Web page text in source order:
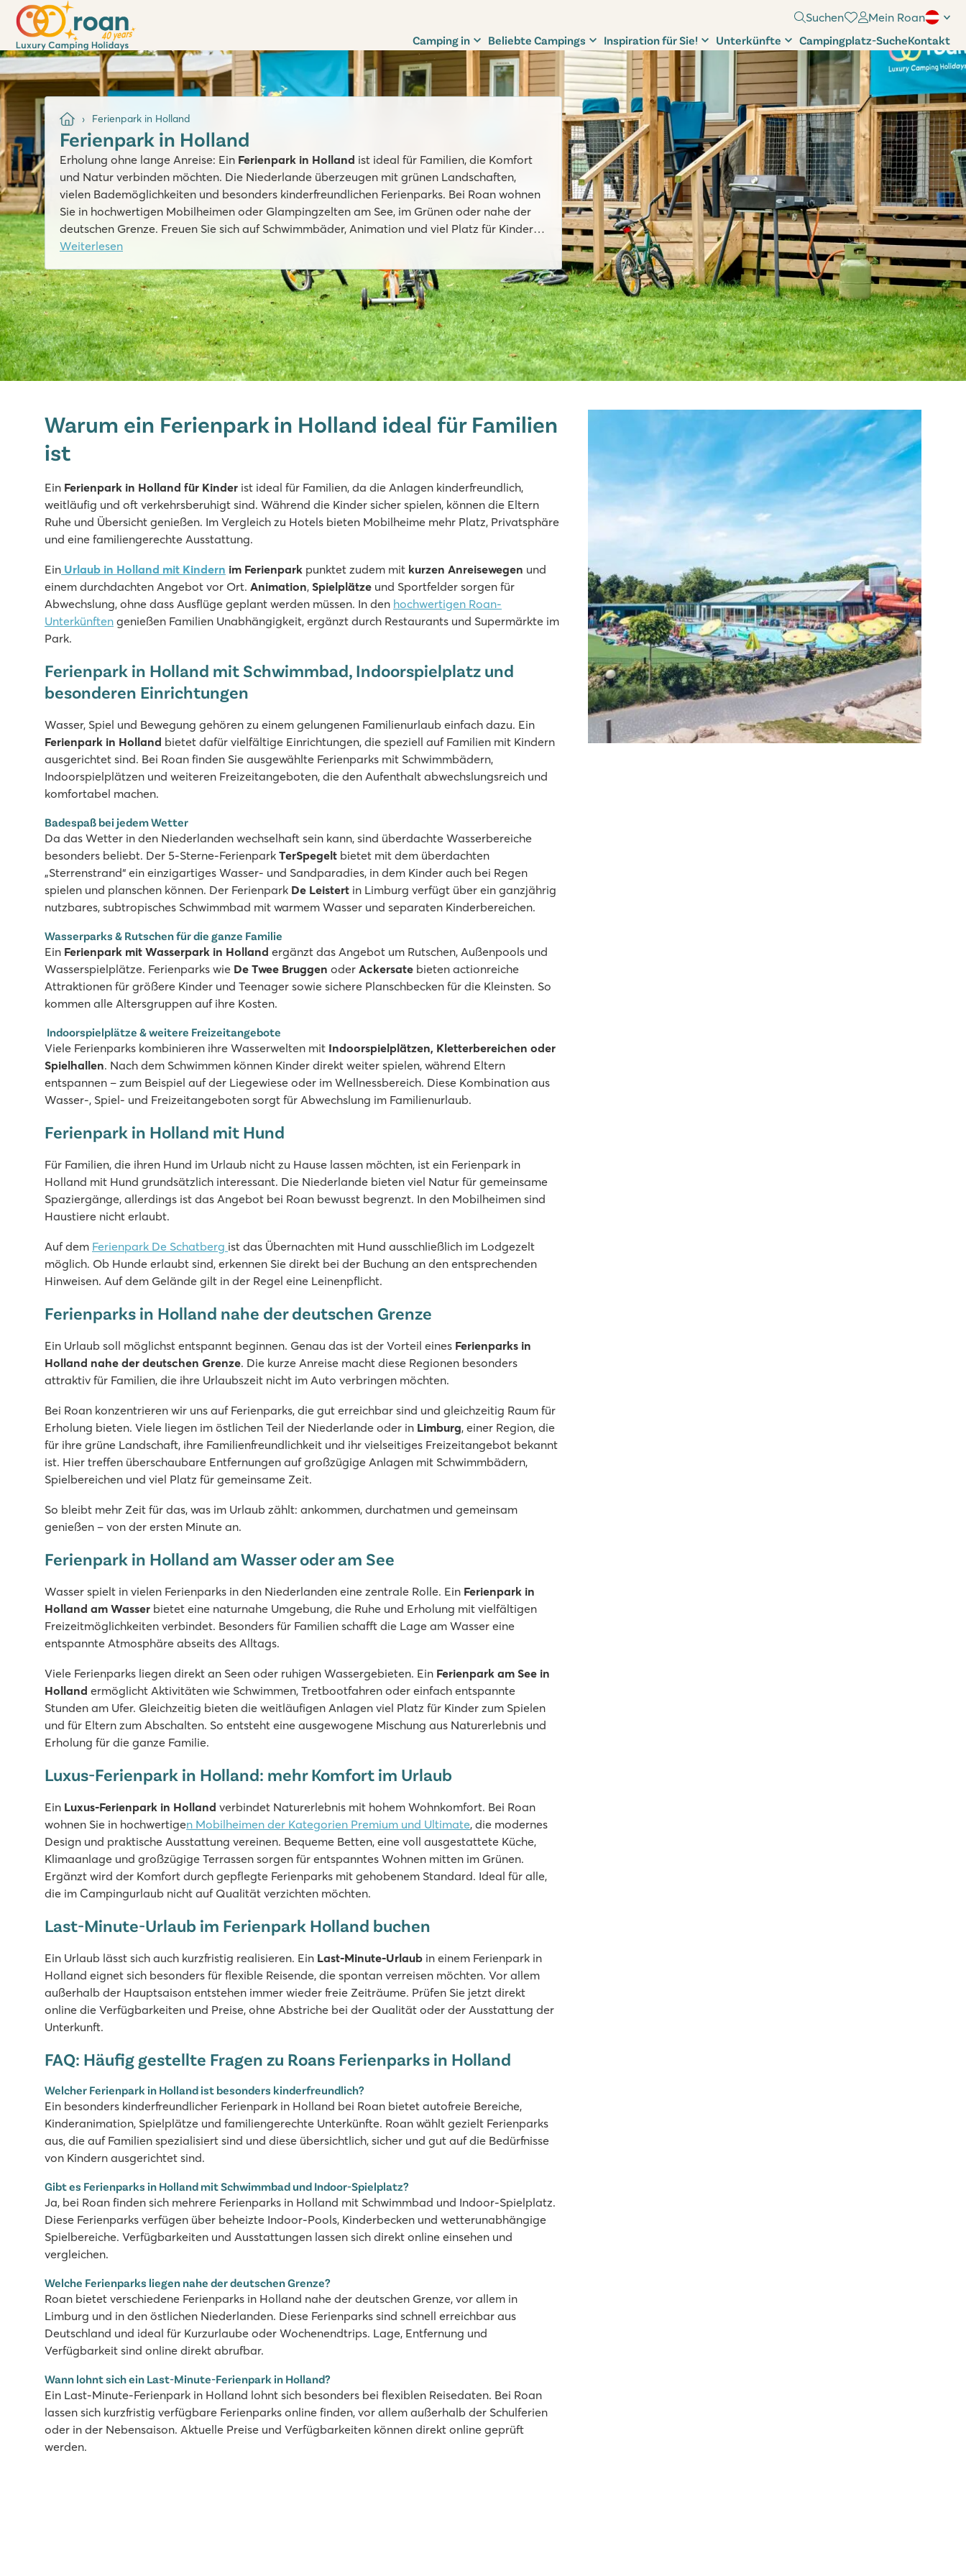
Suchen Mein Roan
Camping in Beliebte Campings Inspiration für Sie! Unterkünfte Campingplatz-SucheKontakt
Ferienpark in Holland
Ferienpark in Holland
Erholung ohne lange Anreise: Ein Ferienpark in Holland ist ideal für Familien, die Komfort
und Natur verbinden möchten. Die Niederlande überzeugen mit grünen Landschaften,
vielen Bademöglichkeiten und besonders kinderfreundlichen Ferienparks. Bei Roan wohnen
Sie in hochwertigen Mobilheimen oder Glampingzelten am See, im Grünen oder nahe der
deutschen Grenze. Freuen Sie sich auf Schwimmbäder, Animation und viel Platz für Kinder
und Hund. Prüfen Sie jetzt direkt online die Verfügbarkeit Ihres Ferienparks in Holland.
Weiterlesen
Holland - - Nordbrabant - Kaatsheuvel
Beheiztes Hallenbad, coole Außenrutschen und Wasserspielplatz
Schöne Lage in der Nähe der Loonse und Drunense Dünen
Nur 8 Minuten mit dem Auto vom Efteling-Vergnügungspark entfernt
Marvilla Parks Friese Meren
Holland - - Friesland - Lemmer
Gemütliches Restaurant mit schöner Terrasse
Das Slotermeer (See) ist zu Fuß erreichbar
Holland - - Limburg - Sevenum
★
Hallenbad und Freibad mit Rutschen und Badesee mit Strand
Umfangreiches Unterhaltungsprogramm und Indoor-Spielplatz
An der wunderschönen Hochmoorlandschaft De Peel gelegen
De Twee Bruggen
De Twee Bruggen
Holland - - Gelderland - Winterswijk
★
Innen- und Außenpool mit Rutschen
Themenpark Bumblebee World nur 20 Autominuten entfernt!
Mitten in der Nationalen Landschaft Winterswijk
Vakantiepark Ackersate
Vakantiepark Ackersate
Holland - - Gelderland - Voorthuizen
Hallen- und Freibad und neuer Wasserspielplatz im Jahr 2026
Vielfältiges Animationsprogramm für Jung & Alt
Großartiger Sternecamping auf der Veluwe
TerSpegelt
Holland - - Nordbrabant - Eersel
Hallenbad und überdachter SterrenStrand
Einrichtungen und Animation für Groß & Klein
In den wunderschönen Kempen in Brabant gelegen
Warum ein Ferienpark in Holland ideal für Familien
ist
Ein Ferienpark in Holland für Kinder ist ideal für Familien, da die Anlagen kinderfreundlich,
weitläufig und oft verkehrsberuhigt sind. Während die Kinder sicher spielen, können die Eltern
Ruhe und Übersicht genießen. Im Vergleich zu Hotels bieten Mobilheime mehr Platz, Privatsphäre
und eine familiengerechte Ausstattung.
Ein Urlaub in Holland mit Kindern im Ferienpark punktet zudem mit kurzen Anreisewegen und
einem durchdachten Angebot vor Ort. Animation, Spielplätze und Sportfelder sorgen für
Abwechslung, ohne dass Ausflüge geplant werden müssen. In den hochwertigen Roan-
Unterkünften genießen Familien Unabhängigkeit, ergänzt durch Restaurants und Supermärkte im
Park.
Ferienpark in Holland mit Schwimmbad, Indoorspielplatz und
besonderen Einrichtungen
Wasser, Spiel und Bewegung gehören zu einem gelungenen Familienurlaub einfach dazu. Ein
Ferienpark in Holland bietet dafür vielfältige Einrichtungen, die speziell auf Familien mit Kindern
ausgerichtet sind. Bei Roan finden Sie ausgewählte Ferienparks mit Schwimmbädern,
Indoorspielplätzen und weiteren Freizeitangeboten, die den Aufenthalt abwechslungsreich und
komfortabel machen.
Badespaß bei jedem Wetter
Da das Wetter in den Niederlanden wechselhaft sein kann, sind überdachte Wasserbereiche
besonders beliebt. Der 5-Sterne-Ferienpark TerSpegelt bietet mit dem überdachten
„Sterrenstrand“ ein einzigartiges Wasser- und Sandparadies, in dem Kinder auch bei Regen
spielen und planschen können. Der Ferienpark De Leistert in Limburg verfügt über ein ganzjährig
nutzbares, subtropisches Schwimmbad mit warmem Wasser und separaten Kinderbereichen.
Wasserparks & Rutschen für die ganze Familie
Ein Ferienpark mit Wasserpark in Holland ergänzt das Angebot um Rutschen, Außenpools und
Wasserspielplätze. Ferienparks wie De Twee Bruggen oder Ackersate bieten actionreiche
Attraktionen für größere Kinder und Teenager sowie sichere Planschbecken für die Kleinsten. So
kommen alle Altersgruppen auf ihre Kosten.
Indoorspielplätze & weitere Freizeitangebote
Viele Ferienparks kombinieren ihre Wasserwelten mit Indoorspielplätzen, Kletterbereichen oder
Spielhallen. Nach dem Schwimmen können Kinder direkt weiter spielen, während Eltern
entspannen – zum Beispiel auf der Liegewiese oder im Wellnessbereich. Diese Kombination aus
Wasser-, Spiel- und Freizeitangeboten sorgt für Abwechslung im Familienurlaub.
Ferienpark in Holland mit Hund
Für Familien, die ihren Hund im Urlaub nicht zu Hause lassen möchten, ist ein Ferienpark in
Holland mit Hund grundsätzlich interessant. Die Niederlande bieten viel Natur für gemeinsame
Spaziergänge, allerdings ist das Angebot bei Roan bewusst begrenzt. In den Mobilheimen sind
Haustiere nicht erlaubt.
Auf dem Ferienpark De Schatberg ist das Übernachten mit Hund ausschließlich im Lodgezelt
möglich. Ob Hunde erlaubt sind, erkennen Sie direkt bei der Buchung an den entsprechenden
Hinweisen. Auf dem Gelände gilt in der Regel eine Leinenpflicht.
Ferienparks in Holland nahe der deutschen Grenze
Ein Urlaub soll möglichst entspannt beginnen. Genau das ist der Vorteil eines Ferienparks in
Holland nahe der deutschen Grenze. Die kurze Anreise macht diese Regionen besonders
attraktiv für Familien, die ihre Urlaubszeit nicht im Auto verbringen möchten.
Bei Roan konzentrieren wir uns auf Ferienparks, die gut erreichbar sind und gleichzeitig Raum für
Erholung bieten. Viele liegen im östlichen Teil der Niederlande oder in Limburg, einer Region, die
für ihre grüne Landschaft, ihre Familienfreundlichkeit und ihr vielseitiges Freizeitangebot bekannt
ist. Hier treffen überschaubare Entfernungen auf großzügige Anlagen mit Schwimmbädern,
Spielbereichen und viel Platz für gemeinsame Zeit.
So bleibt mehr Zeit für das, was im Urlaub zählt: ankommen, durchatmen und gemeinsam
genießen – von der ersten Minute an.
Ferienpark in Holland am Wasser oder am See
Wasser spielt in vielen Ferienparks in den Niederlanden eine zentrale Rolle. Ein Ferienpark in
Holland am Wasser bietet eine naturnahe Umgebung, die Ruhe und Erholung mit vielfältigen
Freizeitmöglichkeiten verbindet. Besonders für Familien schafft die Lage am Wasser eine
entspannte Atmosphäre abseits des Alltags.
Viele Ferienparks liegen direkt an Seen oder ruhigen Wassergebieten. Ein Ferienpark am See in
Holland ermöglicht Aktivitäten wie Schwimmen, Tretbootfahren oder einfach entspannte
Stunden am Ufer. Gleichzeitig bieten die weitläufigen Anlagen viel Platz für Kinder zum Spielen
und für Eltern zum Abschalten. So entsteht eine ausgewogene Mischung aus Naturerlebnis und
Erholung für die ganze Familie.
Luxus-Ferienpark in Holland: mehr Komfort im Urlaub
Ein Luxus-Ferienpark in Holland verbindet Naturerlebnis mit hohem Wohnkomfort. Bei Roan
wohnen Sie in hochwertigen Mobilheimen der Kategorien Premium und Ultimate, die modernes
Design und praktische Ausstattung vereinen. Bequeme Betten, eine voll ausgestattete Küche,
Klimaanlage und großzügige Terrassen sorgen für entspanntes Wohnen mitten im Grünen.
Ergänzt wird der Komfort durch gepflegte Ferienparks mit gehobenem Standard. Ideal für alle,
die im Campingurlaub nicht auf Qualität verzichten möchten.
Last-Minute-Urlaub im Ferienpark Holland buchen
Ein Urlaub lässt sich auch kurzfristig realisieren. Ein Last-Minute-Urlaub in einem Ferienpark in
Holland eignet sich besonders für flexible Reisende, die spontan verreisen möchten. Vor allem
außerhalb der Hauptsaison entstehen immer wieder freie Zeiträume. Prüfen Sie jetzt direkt
online die Verfügbarkeiten und Preise, ohne Abstriche bei der Qualität oder der Ausstattung der
Unterkunft.
FAQ: Häufig gestellte Fragen zu Roans Ferienparks in Holland
Welcher Ferienpark in Holland ist besonders kinderfreundlich?
Ein besonders kinderfreundlicher Ferienpark in Holland bei Roan bietet autofreie Bereiche,
Kinderanimation, Spielplätze und familiengerechte Unterkünfte. Roan wählt gezielt Ferienparks
aus, die auf Familien spezialisiert sind und diese übersichtlich, sicher und gut auf die Bedürfnisse
von Kindern ausgerichtet sind.
Gibt es Ferienparks in Holland mit Schwimmbad und Indoor-Spielplatz?
Ja, bei Roan finden sich mehrere Ferienparks in Holland mit Schwimmbad und Indoor-Spielplatz.
Diese Ferienparks verfügen über beheizte Indoor-Pools, Kinderbecken und wetterunabhängige
Spielbereiche. Verfügbarkeiten und Ausstattungen lassen sich direkt online einsehen und
vergleichen.
Welche Ferienparks liegen nahe der deutschen Grenze?
Roan bietet verschiedene Ferienparks in Holland nahe der deutschen Grenze, vor allem in
Limburg und in den östlichen Niederlanden. Diese Ferienparks sind schnell erreichbar aus
Deutschland und ideal für Kurzurlaube oder Wochenendtrips. Lage, Entfernung und
Verfügbarkeit sind online direkt abrufbar.
Wann lohnt sich ein Last-Minute-Ferienpark in Holland?
Ein Last-Minute-Ferienpark in Holland lohnt sich besonders bei flexiblen Reisedaten. Bei Roan
lassen sich kurzfristig verfügbare Ferienparks online finden, vor allem außerhalb der Schulferien
oder in der Nebensaison. Aktuelle Preise und Verfügbarkeiten können direkt online geprüft
werden.